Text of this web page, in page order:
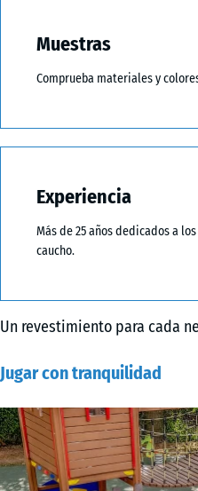
Muestras
Comprueba materiales y
Experiencia
Más de 25 años dedicados a
caucho.
Un revestimiento para cada
Jugar con tranquilidad